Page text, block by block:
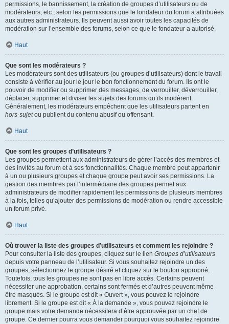
permissions, le bannissement, la création de groupes d’utilisateurs ou de
modérateurs, etc., selon les permissions que le fondateur du forum a attribuées
aux autres administrateurs. Ils peuvent aussi avoir toutes les capacités de
modération sur l’ensemble des forums, selon ce que le fondateur a autorisé.
Haut
Que sont les modérateurs ?
Les modérateurs sont des utilisateurs (ou groupes d’utilisateurs) dont le travail
consiste à vérifier au jour le jour le bon fonctionnement du forum. Ils ont le
pouvoir de modifier ou supprimer des messages, de verrouiller, déverrouiller,
déplacer, supprimer et diviser les sujets des forums qu’ils modèrent.
Généralement, les modérateurs empêchent que les utilisateurs partent en
hors-sujetou publient du contenu abusif ou offensant.
Haut
Que sont les groupes d’utilisateurs ?
Les groupes permettent aux administrateurs de gérer l’accès des membres et
des invités au forum et à ses fonctionnalités. Chaque membre peut appartenir
à un ou plusieurs groupes et chaque groupe peut avoir ses permissions. La
gestion des membres par l’intermédiaire des groupes permet aux
administrateurs de modifier rapidement les permissions de plusieurs membres
à la fois, telles qu’ajouter des permissions de modération ou rendre accessible
un forum privé.
Haut
Où trouver la liste des groupes d’utilisateurs et comment les rejoindre ?
Pour consulter la liste des groupes, cliquez sur le lien Groupes d’utilisateurs
depuis votre panneau de l’utilisateur. Si vous souhaitez rejoindre un des
groupes, sélectionnez le groupe désiré et cliquez sur le bouton approprié.
Toutefois, tous les groupes ne sont pas en libre accès. Certains peuvent
nécessiter une approbation, certains sont fermés et d’autres peuvent même
être masqués. Si le groupe est dit « Ouvert », vous pouvez le rejoindre
librement. Si le groupe est dit « À la demande », vous pouvez rejoindre le
groupe mais votre demande nécessitera d’être approuvée par un chef de
groupe. Ce dernier pourra vous demander pourquoi vous souhaitez rejoindre